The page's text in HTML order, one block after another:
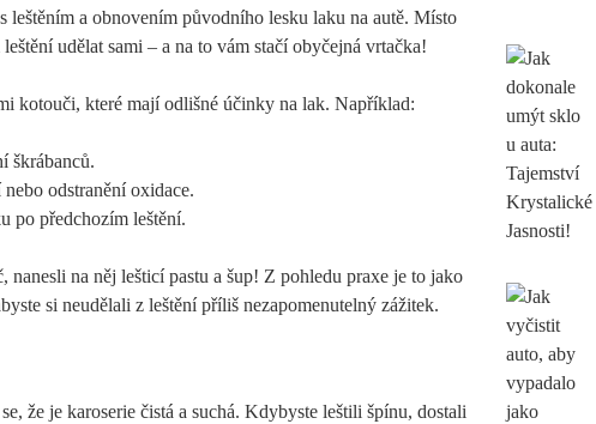
leštěním a obnovením původního lesku laku na autě. Místo
udělat sami – a na to vám stačí obyčejná vrtačka!
kotouči, které mají odlišné účinky na lak. Například:
škrábanců.
odstranění oxidace.
po předchozím leštění.
na něj lešticí pastu a šup! Z pohledu praxe je to jako
si neudělali z leštění příliš nezapomenutelný zážitek.
že je karoserie čistá a suchá. Kdybyste leštili špínu, dostali